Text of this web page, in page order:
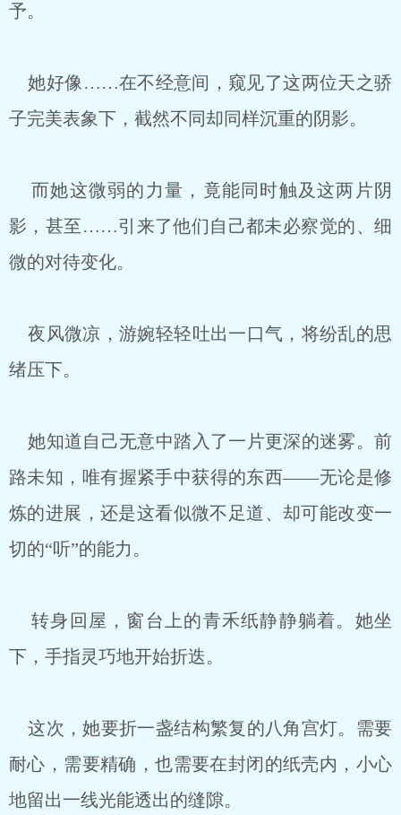
予。
她好像……在不经意间，窥见了这两位天之骄
子完美表象下，截然不同却同样沉重的阴影。
而她这微弱的力量，竟能同时触及这两片阴
影，甚至……引来了他们自己都未必察觉的、细
微的对待变化。
夜风微凉，游婉轻轻吐出一口气，将纷乱的思
绪压下。
她知道自己无意中踏入了一片更深的迷雾。前
路未知，唯有握紧手中获得的东西——无论是修
炼的进展，还是这看似微不足道、却可能改变一
切的“听”的能力。
转身回屋，窗台上的青禾纸静静躺着。她坐
下，手指灵巧地开始折迭。
这次，她要折一盏结构繁复的八角宫灯。需要
耐心，需要精确，也需要在封闭的纸壳内，小心
地留出一线光能透出的缝隙。